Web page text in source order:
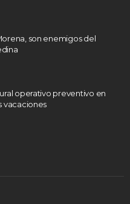
son enemigos del
operativo preventivo en
vacaciones